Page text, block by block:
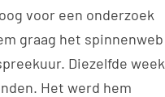
voor een onderzoek
graag het spinnenweb
Diezelfde week
Het werd hem